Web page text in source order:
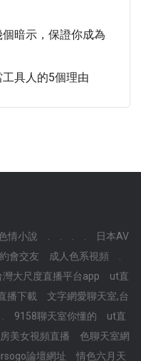
暗示，保證你成為
具人的5個理由
情小說
日本AV
會交友 成人色系視頻
灣大尺度直播平台app
ut直
播下載
文字網愛聊天室,台
9158聊天室你懂的
ut直
美女視頻直播
色聊天室網
論壇網址 情色六月天